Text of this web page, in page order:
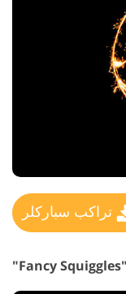
تراكب سباركلر